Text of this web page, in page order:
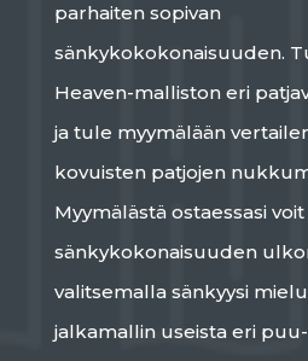
parhaiten sopivan
sänkykokokonaisuuden.
Heaven-malliston eri
ja tule myymälään
kovuisten patjojen
Myymälästä ostaessasi
sänkykokonaisuuden
valitsemalla sänkyysi
jalkamallin useista eri